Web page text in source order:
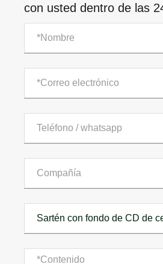
con usted dentro de las